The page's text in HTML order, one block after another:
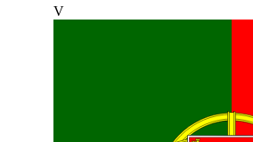
V